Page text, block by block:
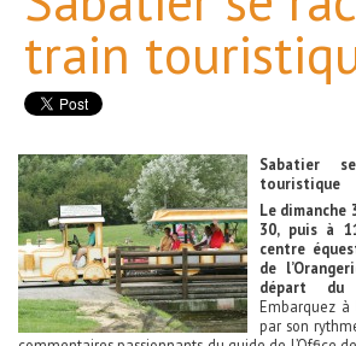
train
Sabatier
touristique
Le dimanche
30, puis à
centre
de
départ
Embarquez à
par son